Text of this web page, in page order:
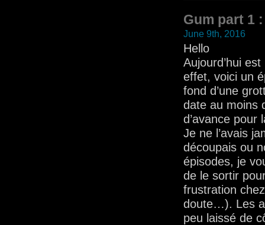
Gum part 1
June 9th, 2016
Hello
Aujourd’hui
effet, voici un
fond d’une
date au moins
d’avance pour
Je ne l’avais
découpais ou
épisodes, je
de le sortir
frustration
doute…). Les
peu laissé de